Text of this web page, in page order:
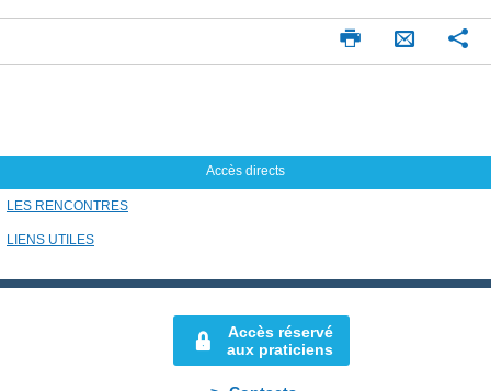
ImprimerEnvoyer
par
Accès directs
LES RENCONTRES
LIENS UTILES
Accès réservé
aux praticiens